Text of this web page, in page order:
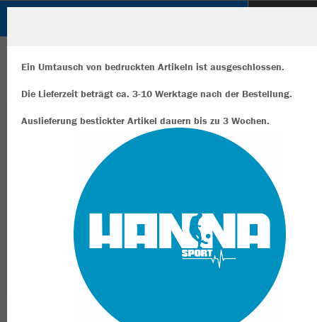
Ein Umtausch von bedruckten Artikeln ist ausgeschlossen.
Die Lieferzeit beträgt ca. 3-10 Werktage nach der Bestellung.
Auslieferung bestickter Artikel dauern bis zu 3 Wochen.
Wir verwenden Cookies
Durch die Analyse der Besucherdaten können wir dir personalisierte
Inhalte anzeigen und unsere Website verbessern. Weitere
zu den Cookies findest Du in den Einstellungen.
Alle ablehnen
mehr Infos